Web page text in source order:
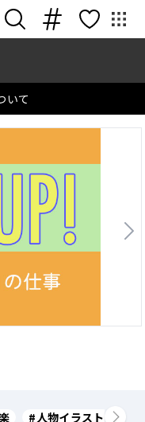
いて
里見佳音さん～
# 人物イラスト #